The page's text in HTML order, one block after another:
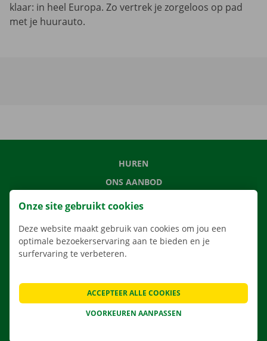
klaar: in heel Europa. Zo vertrek je zorgeloos op pad
met je huurauto.
HUREN
ONS AANBOD
ONZE DIENSTEN
APP
VERHUISOPLOSSINGEN
CONTACTEER ONS
Onze site gebruikt cookies
Deze website maakt gebruik van cookies om jou een
optimale bezoekerservaring aan te bieden en je
surfervaring te verbeteren.
VOORKEUREN AANPASSEN
ACCEPTEER ALLE COOKIES